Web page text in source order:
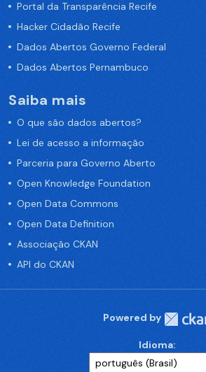
Portal da Transparência Recife
Hacker Cidadão Recife
Dados Abertos Governo Federal
Dados Abertos Pernambuco
Saiba mais
O que são dados abertos?
Lei de acesso a informação
Parceria para Governo Aberto
Open Knowledge Foundation
Open Data Commons
Open Data Definition
Associação CKAN
API do CKAN
Powered by
Idioma